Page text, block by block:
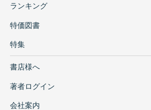
ランキング
特価図書
特集
書店様へ
著者ログイン
会社案内